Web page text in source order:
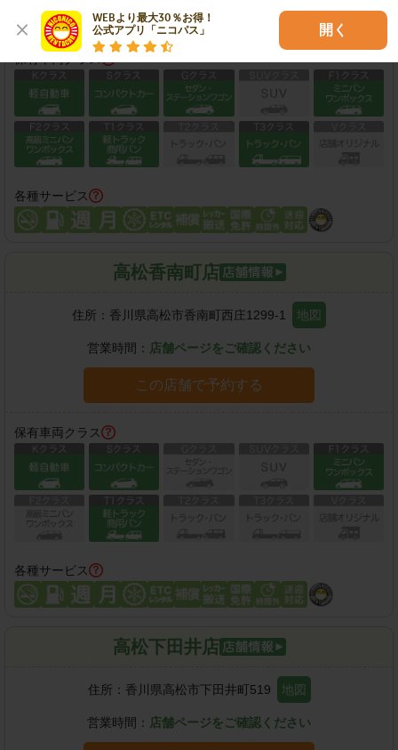
WEBより最大30％お得！
公式アプリ「ニコパス」
開く
この店舗で予約する
各種サービス
高松香南町店
住所： 香川県高松市香南町西庄1299-1 地図
営業時間： 店舗ページをご確認ください
この店舗で予約する
保有車両クラス
各種サービス
高松下田井店
住所： 香川県高松市下田井町519 地図
営業時間： 店舗ページをご確認ください